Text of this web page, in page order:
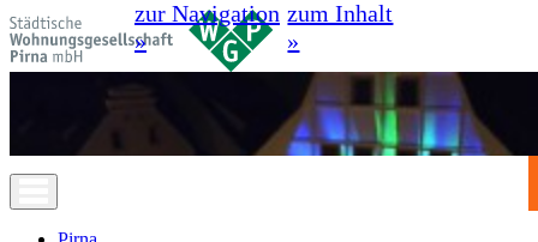
zur Navigation
»
zum Inhalt
»